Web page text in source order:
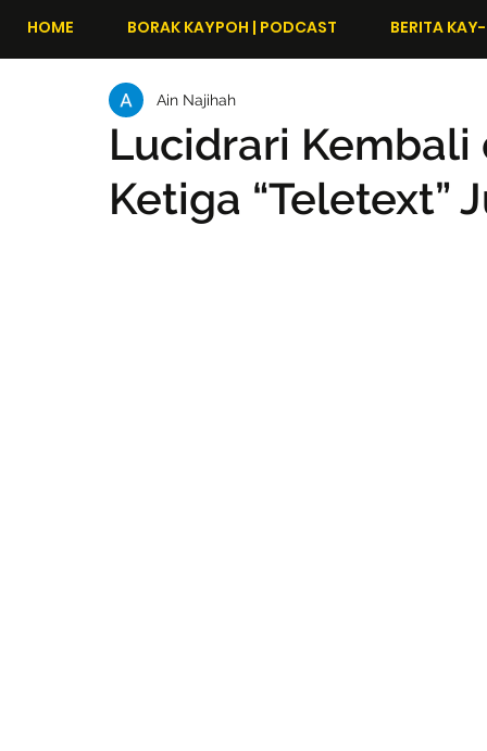
HOME BORAK KAYPOH | PODCAST BERITA
Lucidrari
Ketiga “Teletext”
Ain Najihah